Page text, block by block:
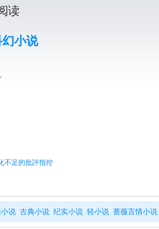
读
小说
不足的批評指控
说 古典小说 纪实小说 轻小说 蔷薇言情小说